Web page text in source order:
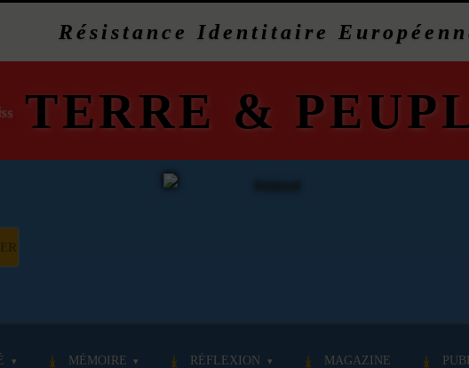
Résistance Identitaire
TERRE &
MÉMOIRE RÉFLEXION MAGAZINE